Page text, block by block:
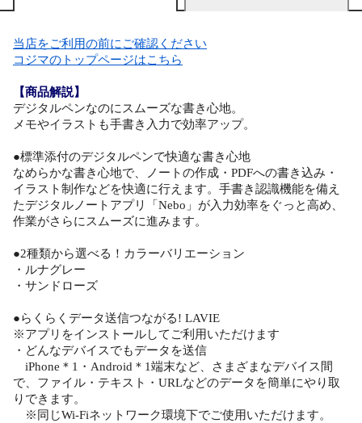
当店をご利用の前にご確認ください
コジマのトップページはこちら
【商品解説】
デジタルペンなのにスムーズな書き心地。
メモやイラストも手書き入力で効率アップ。
●標準添付のデジタルペンで快適な書き心地
なめらかな書き心地で、ノートの作成・PDFへの書き込み・
イラスト制作などを快適に行えます。手書き認識機能を備え
たデジタルノートアプリ「Nebo」が入力効率をぐっと高め、
作業がさらにスムーズに進みます。
●2種類から選べる！カラーバリエーション
・ルナグレー
・サンドローズ
●らくらくデータ送信つながる! LAVIE
※アプリをインストールしてご利用いただけます
・どんなデバイスでもデータを送信
iPhone＊1・Android＊1端末など、さまざまなデバイス間
で、ファイル・テキスト・URLなどのデータを簡単にやり取
りできます。
※同じWi-Fiネットワーク環境下でご使用いただけます。